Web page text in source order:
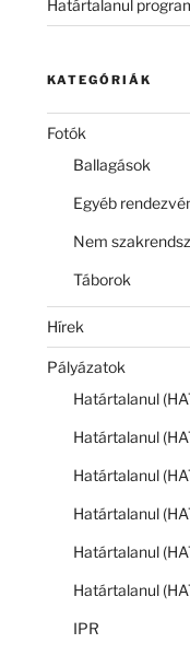
Határtalanul
KATEGÓRIÁK
Fotók
Ballagások
Egyéb
Nem
Táborok
Hírek
Pályázatok
Határtalanul
Határtalanul
Határtalanul
Határtalanul
Határtalanul
Határtalanul
IPR